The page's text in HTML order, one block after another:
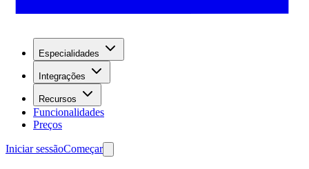
Especialidades
Integrações
Recursos
Funcionalidades
Preços
Iniciar sessãoComeçar